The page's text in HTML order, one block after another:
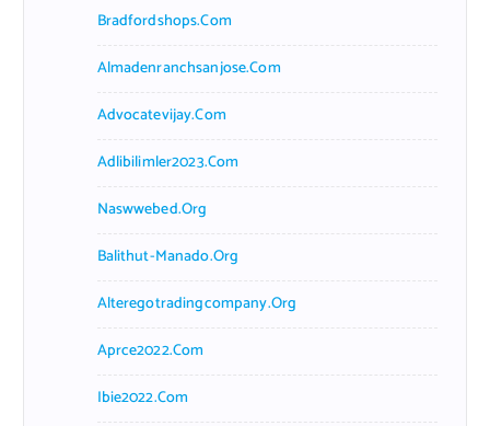
Bradfordshops.com
Almadenranchsanjose.com
Advocatevijay.com
Adlibilimler2023.com
Naswwebed.org
Balithut-Manado.org
Alteregotradingcompany.org
Aprce2022.com
Ibie2022.com